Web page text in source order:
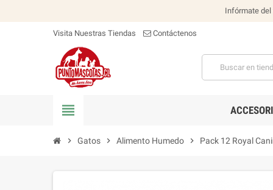
Infórmate del
Visita Nuestras Tiendas Contáctenos
view_headline
chevron_right Gatos chevron_right Alimento Humedo chevron_right Pack 12 Royal